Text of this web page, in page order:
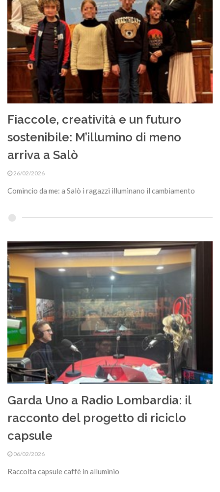
Fiaccole, creatività e un futuro
sostenibile: M’illumino di meno
arriva a Salò
26/02/2026
Comincio da me: a Salò i ragazzi illuminano il cambiamento
Garda Uno a Radio Lombardia: il
racconto del progetto di riciclo
capsule
06/02/2026
Raccolta capsule caffè in alluminio